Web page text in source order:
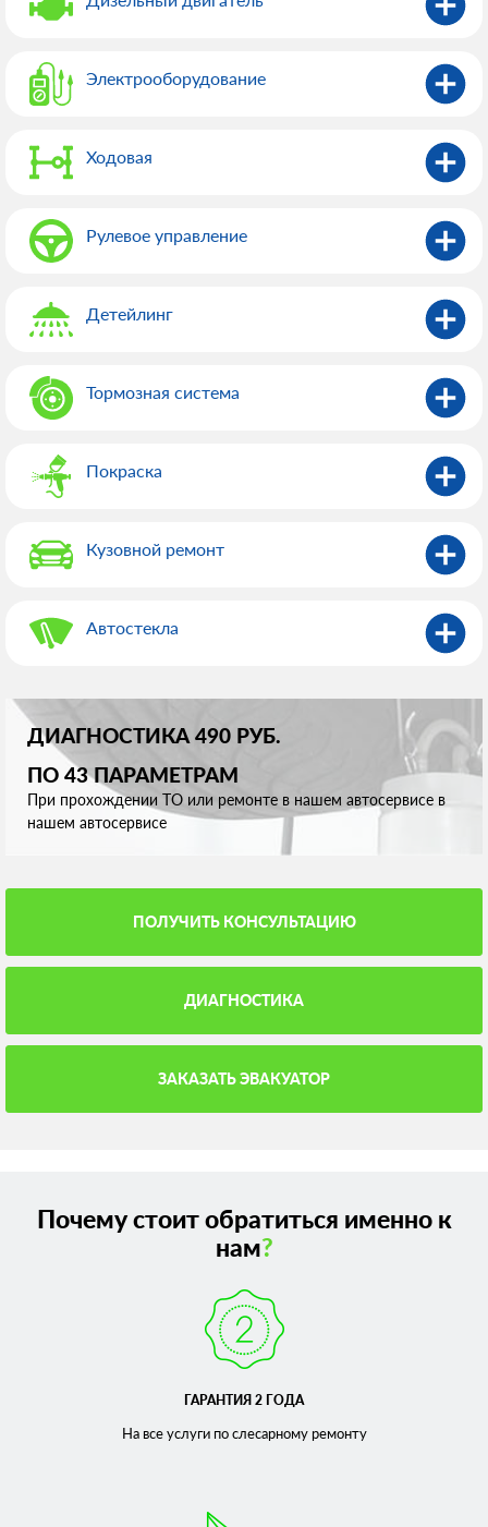
Электрооборудованиe
Ходовая
Рулевое управление
Детейлинг
Тормозная система
Покраска
Кузовной ремонт
Автостекла
ДИАГНОСТИКА 490 РУБ.
ПО 43 ПАРАМЕТРАМ
При прохождении ТО или ремонте в нашем автосервисе в
нашем автосервисе
ПОЛУЧИТЬ КОНСУЛЬТАЦИЮ
ДИАГНОСТИКА
ЗАКАЗАТЬ ЭВАКУАТОР
Почему стоит обратиться именно к
нам?
ГАРАНТИЯ 2 ГОДА
На все услуги по слесарномуремонту